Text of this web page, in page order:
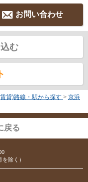
お問い合わせ
む
貸)路線・駅から探す > 京浜
戻る
除く）